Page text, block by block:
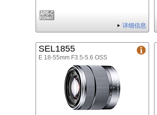
详细信息
SEL1855
E 18-55mm F3.5-5.6 OSS